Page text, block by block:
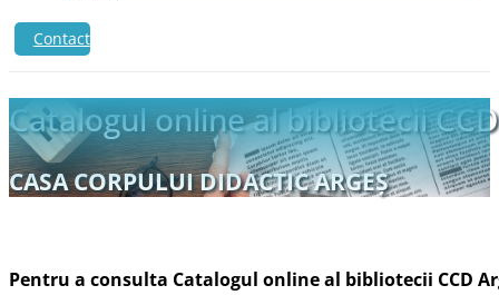
Contact
Catalogul online al bibliotecii CCD
CASA CORPULUI DIDACTIC ARGEŞ
Pentru a consulta Catalogul online al bibliotecii CCD